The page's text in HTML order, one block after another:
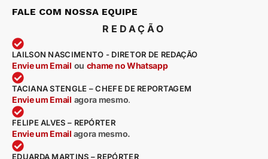
FALE COM NOSSA EQUIPE
REDAÇÃO
LAILSON NASCIMENTO - DIRETOR DE REDAÇÃO
Envie um Email ou chame no Whatsapp
TACIANA STENGLE – CHEFE DE REPORTAGEM
Envie um Email agora mesmo.
FELIPE ALVES – REPÓRTER
Envie um Email agora mesmo.
EDUARDA MARTINS – REPÓRTER